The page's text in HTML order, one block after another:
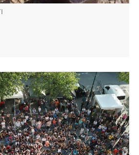
e festoso, "Annot à bloc" si propone
l'arrampicata per un giorno,
delle arenarie di Annot e nel